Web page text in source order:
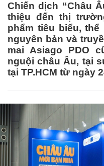
Chiến dịch “Châu
thiệu đến thị
phẩm tiêu biểu,
nguyên bản và
mai Asiago PDO
nguội châu Âu, tại
tại TP.HCM từ ngày